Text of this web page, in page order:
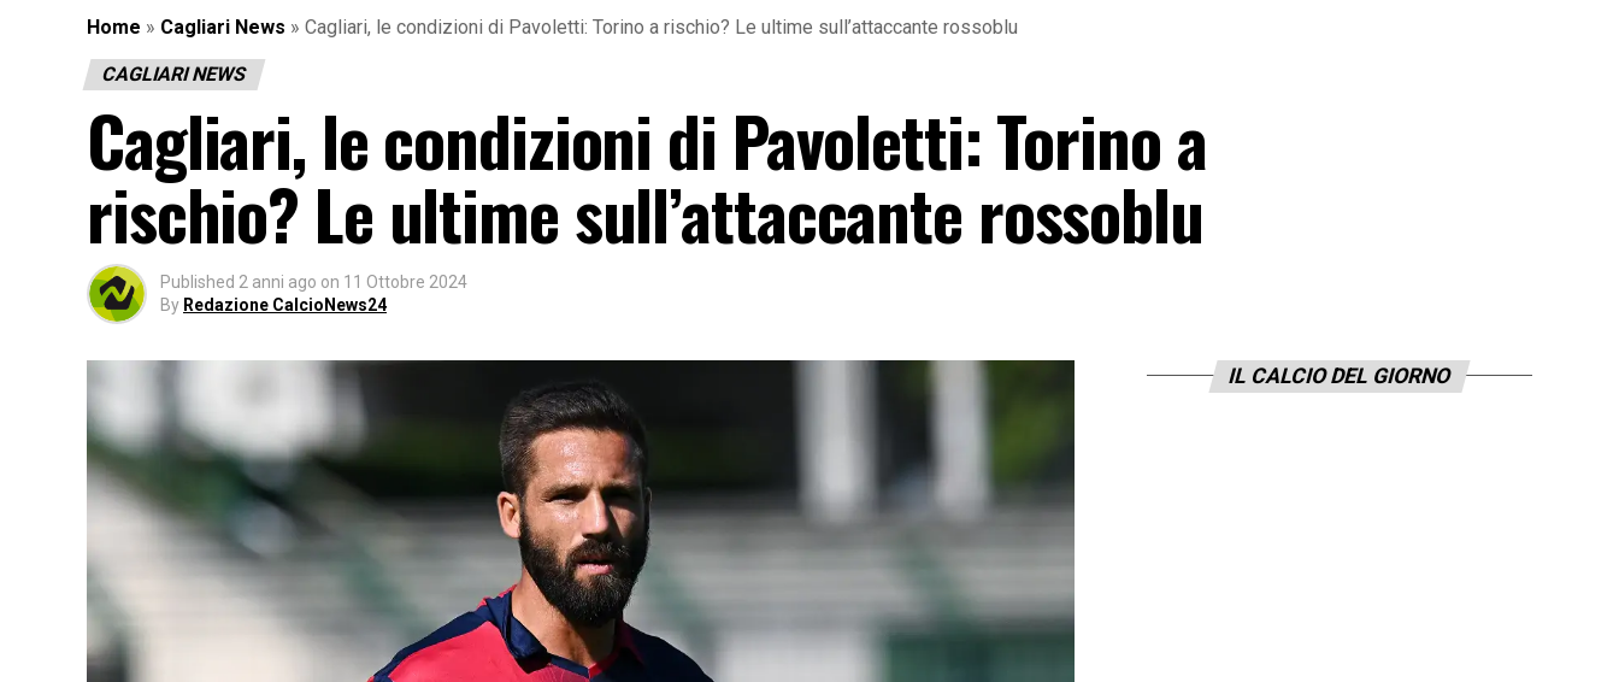
Home » Cagliari News » Cagliari, le condizioni di Pavoletti: Torino a rischio? Le ultime sull’attaccante rossoblu
CAGLIARI NEWS
Cagliari, le condizioni di Pavoletti: Torino a
rischio? Le ultime sull’attaccante rossoblu
Published 2 anni ago on 11 Ottobre 2024
By Redazione CalcioNews24
IL CALCIO DEL GIORNO